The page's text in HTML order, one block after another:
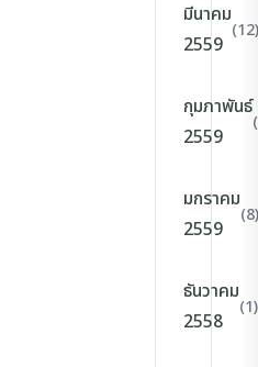
มีนาคม
2559
(12)
กุมภาพันธ์
2559
มกราคม
2559
(8)
ธันวาคม
2558
(1)